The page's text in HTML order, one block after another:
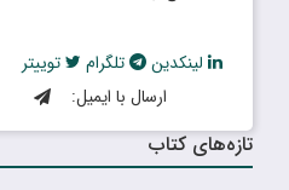
لینکدین تلگرام
توییتر
ارسال با ایمیل:
تازه‌های کتاب